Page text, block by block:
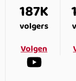
187K
volgers
Volgen